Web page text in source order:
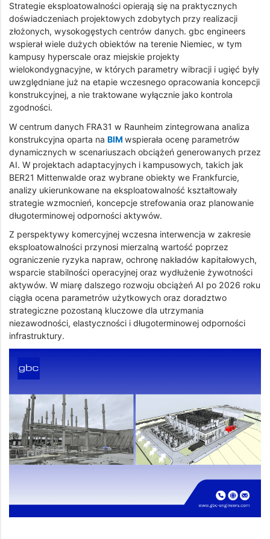
Strategie eksploatowalności opierają się na praktycznych
doświadczeniach projektowych zdobytych przy realizacji
złożonych, wysokogęstych centrów danych. gbc engineers
wspierał wiele dużych obiektów na terenie Niemiec, w tym
kampusy hyperscale oraz miejskie projekty
wielokondygnacyjne, w których parametry wibracji i ugięć były
uwzględniane już na etapie wczesnego opracowania koncepcji
konstrukcyjnej, a nie traktowane wyłącznie jako kontrola
zgodności.
W centrum danych FRA31 w Raunheim zintegrowana analiza
konstrukcyjna oparta na BIM wspierała ocenę parametrów
dynamicznych w scenariuszach obciążeń generowanych przez
AI. W projektach adaptacyjnych i kampusowych, takich jak
BER21 Mittenwalde oraz wybrane obiekty we Frankfurcie,
analizy ukierunkowane na eksploatowalność kształtowały
strategie wzmocnień, koncepcje strefowania oraz planowanie
długoterminowej odporności aktywów.
Z perspektywy komercyjnej wczesna interwencja w zakresie
eksploatowalności przynosi mierzalną wartość poprzez
ograniczenie ryzyka napraw, ochronę nakładów kapitałowych,
wsparcie stabilności operacyjnej oraz wydłużenie żywotności
aktywów. W miarę dalszego rozwoju obciążeń AI po 2026 roku
ciągła ocena parametrów użytkowych oraz doradztwo
strategiczne pozostaną kluczowe dla utrzymania
niezawodności, elastyczności i długoterminowej odporności
infrastruktury.